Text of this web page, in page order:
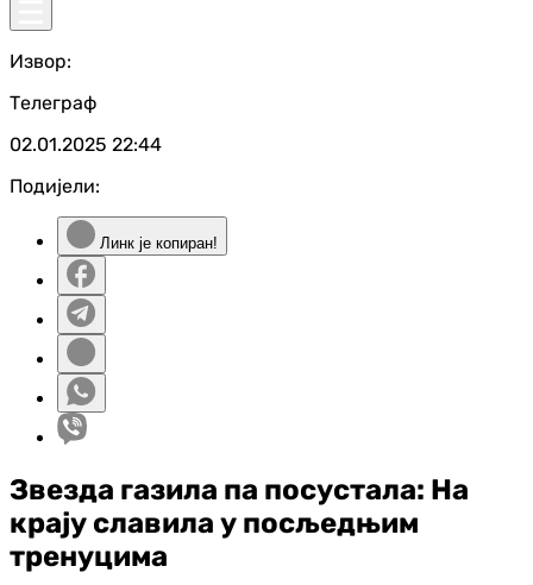
Извор:
Телеграф
02.01.2025 22:44
Подијели:
Линк је копиран!
Звезда газила па посустала: На
крају славила у посљедњим
тренуцима